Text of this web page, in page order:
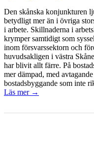
Den skånska konjunkturen
betydligt mer än i övriga
i arbete. Skillnaderna i
krymper samtidigt som
inom försvarssektorn och
huvudsakligen i västra
har blivit allt färre. På
mer dämpad, med
bostadsbyggande som inte
Läs mer →